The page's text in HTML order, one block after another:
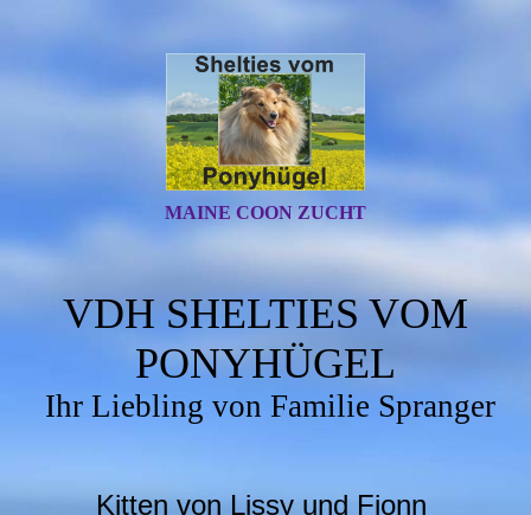
MAINE COON ZUCHT
VDH SHELTIES VOM
PONYHÜGEL
Ihr Liebling von Familie Spranger
Kitten von Lissy und Fionn